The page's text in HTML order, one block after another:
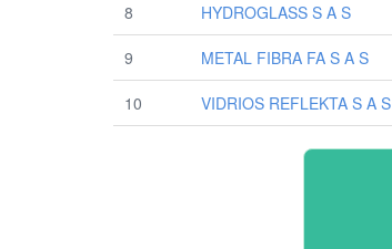
8 HYDROGLASS S A S
9 METAL FIBRA FA S A S
10 VIDRIOS REFLEKTA S A S